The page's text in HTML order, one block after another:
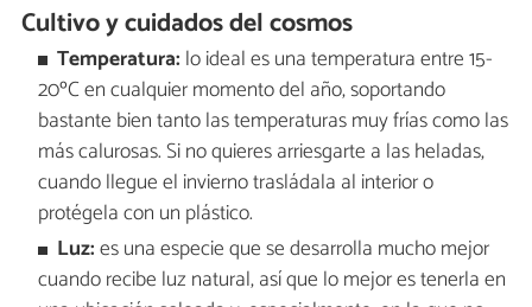
Cultivo y cuidados del cosmos
Temperatura: lo ideal es una temperatura entre 15-
20ºC en cualquier momento del año, soportando
bastante bien tanto las temperaturas muy frías como las
más calurosas. Si no quieres arriesgarte a las heladas,
cuando llegue el invierno trasládala al interior o
protégela con un plástico.
Luz:es una especie que se desarrolla mucho mejor
cuando recibe luz natural, así que lo mejor es tenerla en